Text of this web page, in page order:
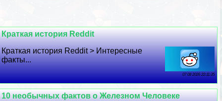
Краткая история Reddit
Краткая история Reddit > Интересные
факты...
07 08 2026 22:11:35
10 необычных фактов о Железном Человеке